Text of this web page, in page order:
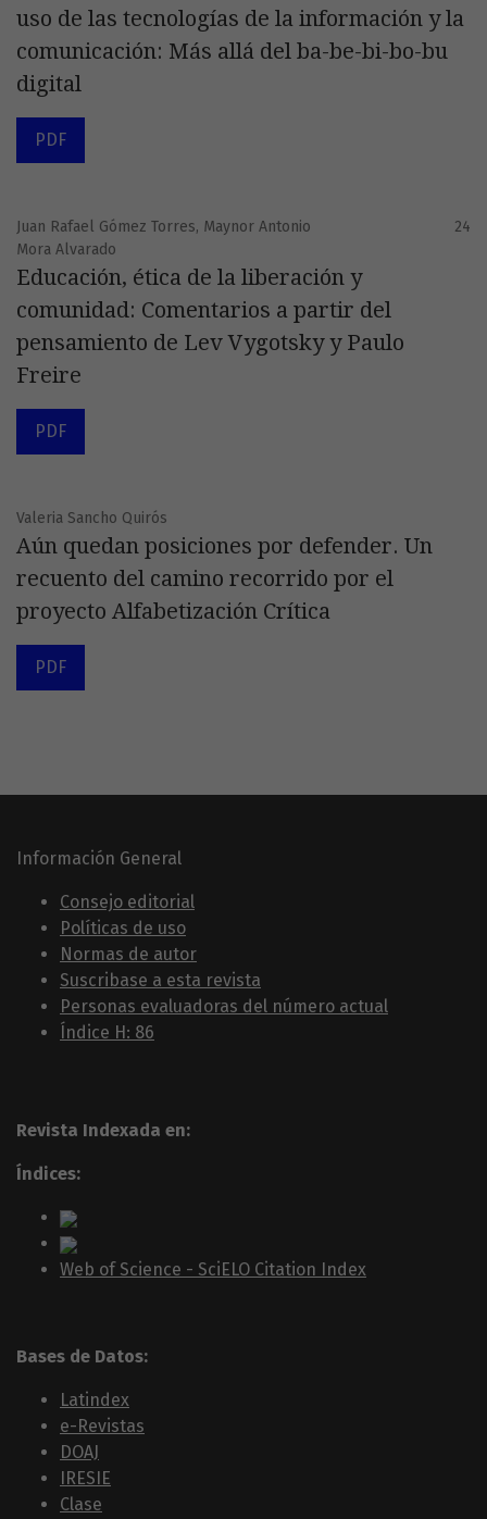
uso de las tecnologías de la información y la
comunicación: Más allá del ba-be-bi-bo-bu
digital
PDF
Juan Rafael Gómez Torres, Maynor Antonio
Mora Alvarado
24
Educación, ética de la liberación y
comunidad: Comentarios a partir del
pensamiento de Lev Vygotsky y Paulo
Freire
PDF
Valeria Sancho Quirós
Aún quedan posiciones por defender. Un
recuento del camino recorrido por el
proyecto Alfabetización Crítica
PDF
Información General
Consejo editorial
Políticas de uso
Normas de autor
Suscribase a esta revista
Personas evaluadoras del número actual
Índice H: 86
Revista Indexada en:
Índices:
Web of Science - SciELO Citation Index
Bases de Datos:
Latindex
e-Revistas
DOAJ
IRESIE
Clase